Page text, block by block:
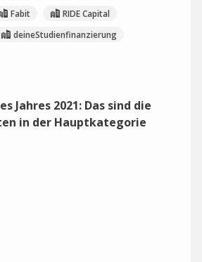
Fabit
RIDE Capital
deineStudienfinanzierung